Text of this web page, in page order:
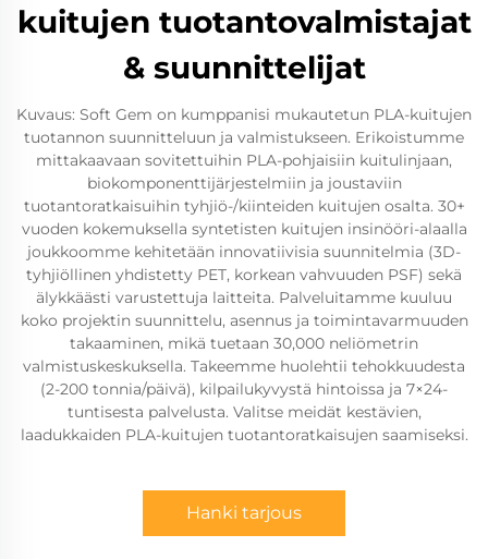
kuitujen tuotantovalmistajat
& suunnittelijat
Kuvaus: Soft Gem on kumppanisi mukautetun PLA-kuitujen
tuotannon suunnitteluun ja valmistukseen. Erikoistumme
mittakaavaan sovitettuihin PLA-pohjaisiin kuitulinjaan,
biokomponenttijärjestelmiin ja joustaviin
tuotantoratkaisuihin tyhjiö-/kiinteiden kuitujen osalta. 30+
vuoden kokemuksella syntetisten kuitujen insinööri-alaalla
joukkoomme kehitetään innovatiivisia suunnitelmia (3D-
tyhjiöllinen yhdistetty PET, korkean vahvuuden PSF) sekä
älykkäästi varustettuja laitteita. Palveluitamme kuuluu
koko projektin suunnittelu, asennus ja toimintavarmuuden
takaaminen, mikä tuetaan 30,000 neliömetrin
valmistuskeskuksella. Takeemme huolehtii tehokkuudesta
(2-200 tonnia/päivä), kilpailukyvystä hintoissa ja 7×24-
tuntisesta palvelusta. Valitse meidät kestävien,
laadukkaiden PLA-kuitujen tuotantoratkaisujen saamiseksi.
Hanki tarjous